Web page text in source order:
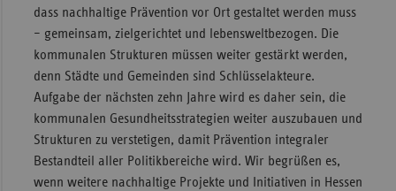
dass nachhaltige Prävention vor Ort gestaltet werden muss
– gemeinsam, zielgerichtet und lebensweltbezogen. Die
kommunalen Strukturen müssen weiter gestärkt werden,
denn Städte und Gemeinden sind Schlüsselakteure.
Aufgabe der nächsten zehn Jahre wird es daher sein, die
kommunalen Gesundheitsstrategien weiter auszubauen und
Strukturen zu verstetigen, damit Prävention integraler
Bestandteil aller Politikbereiche wird. Wir begrüßen es,
wenn weitere nachhaltige Projekte und Initiativen in Hessen